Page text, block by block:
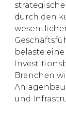
durch den
belaste
Branchen
und